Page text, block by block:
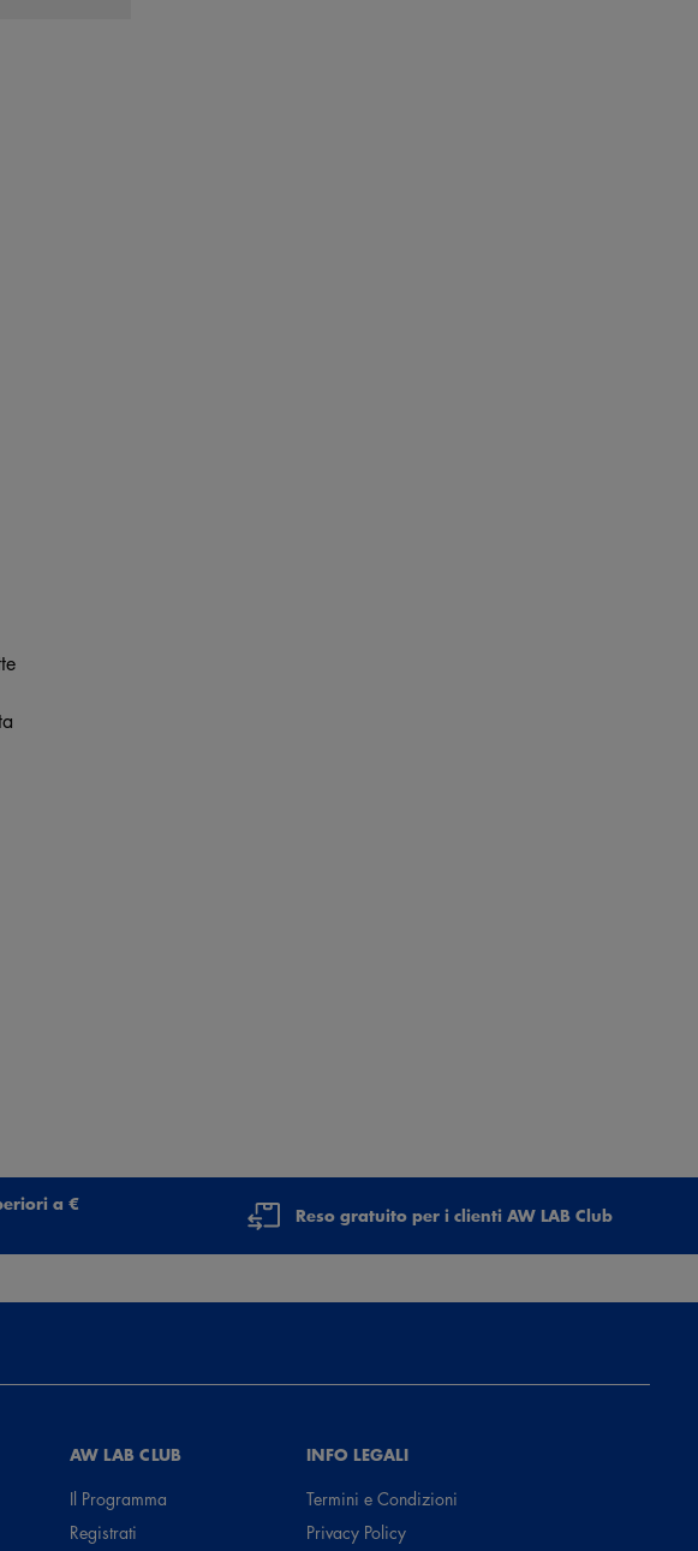
a €
Reso gratuito per i clienti AW LAB Club
AW LAB CLUB
Il Programma
Registrati
INFO LEGALI
Termini e Condizioni
Privacy Policy